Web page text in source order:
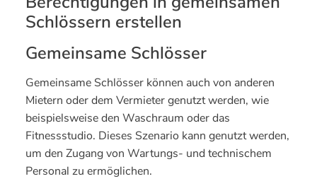
Schlössern erstellen
Gemeinsame Schlösser
Gemeinsame Schlösser können auch von anderen
Mietern oder dem Vermieter genutzt werden, wie
beispielsweise den Waschraum oder das
Fitnessstudio. Dieses Szenario kann genutzt werden,
um den Zugang von Wartungs- und technischem
Personal zu ermöglichen.